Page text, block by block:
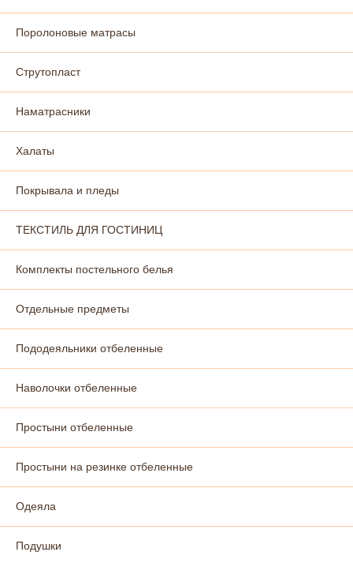
Поролоновые матрасы
Струтопласт
Наматрасники
Халаты
Покрывала и пледы
ТЕКСТИЛЬ ДЛЯ ГОСТИНИЦ
Комплекты постельного белья
Отдельные предметы
Пододеяльники отбеленные
Наволочки отбеленные
Простыни отбеленные
Простыни на резинке отбеленные
Одеяла
Подушки